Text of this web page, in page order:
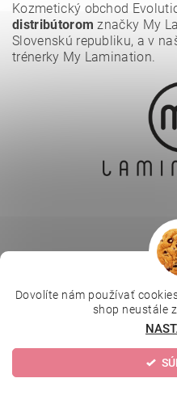
Kozmetický obchod
distribútorom značky My
Slovenskú republiku, a v
trénerky My Lamination.
Depilujeme.cz | Kosmetická
MikroArt |
2026 © Kozmetický obchod, všetky práva
Dovolíte nám používať
shop neustále